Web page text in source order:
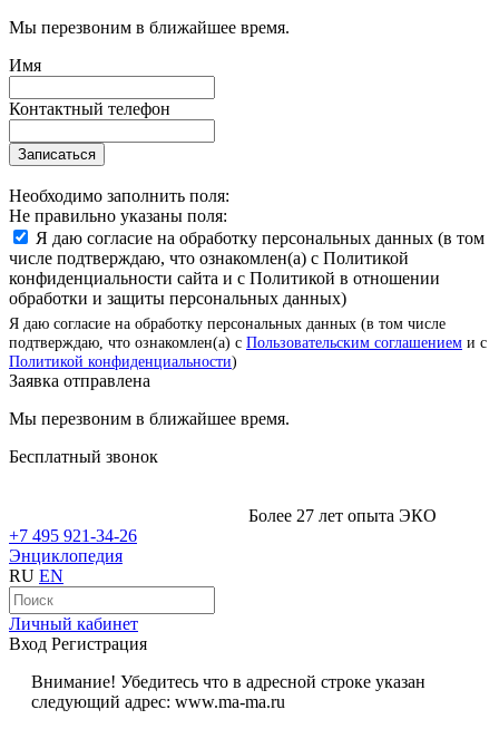
Мы перезвоним в ближайшее время.
Имя
Контактный телефон
Записаться
Необходимо заполнить поля:
Не правильно указаны поля:
Я даю согласие на обработку персональных данных (в том
числе подтверждаю, что ознакомлен(а) с Политикой
конфиденциальности сайта и с Политикой в отношении
обработки и защиты персональных данных)
Я даю согласие на обработку персональных данных (в том числе
подтверждаю, что ознакомлен(а) с Пользовательским соглашением и с
Политикой конфиденциальности)
Заявка отправлена
Мы перезвоним в ближайшее время.
Бесплатный звонок
Более 27 лет опыта ЭКО
+7 495 921-34-26
Энциклопедия
RU EN
Личный кабинет
Вход Регистрация
Внимание! Убедитесь что в адресной строке указан
следующий адрес: www.ma-ma.ru